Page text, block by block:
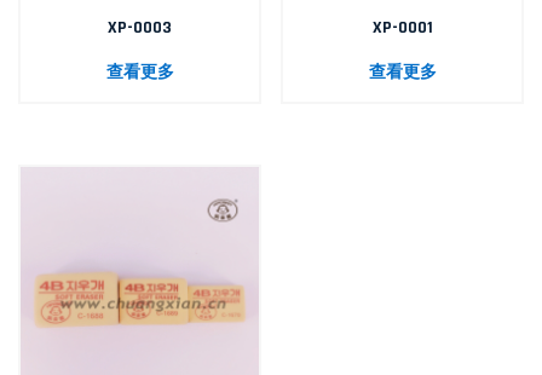
XP-0003
查看更多
XP-0001
查看更多